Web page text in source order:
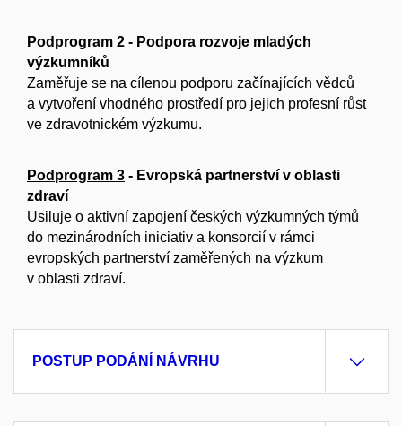
Podprogram 2 - Podpora rozvoje mladých
výzkumníků
Zaměřuje se na cílenou podporu začínajících vědců
a vytvoření vhodného prostředí pro jejich profesní růst
ve zdravotnickém výzkumu.
Podprogram 3 - Evropská partnerství v oblasti
zdraví
Usiluje o aktivní zapojení českých výzkumných týmů
do mezinárodních iniciativ a konsorcií v rámci
evropských partnerství zaměřených na výzkum
v oblasti zdraví.
POSTUP PODÁNÍ NÁVRHU